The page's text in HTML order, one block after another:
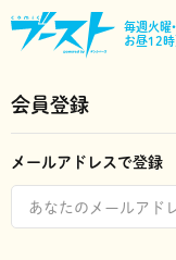
毎週火曜
お昼12
会員登録
メールアドレスで登録